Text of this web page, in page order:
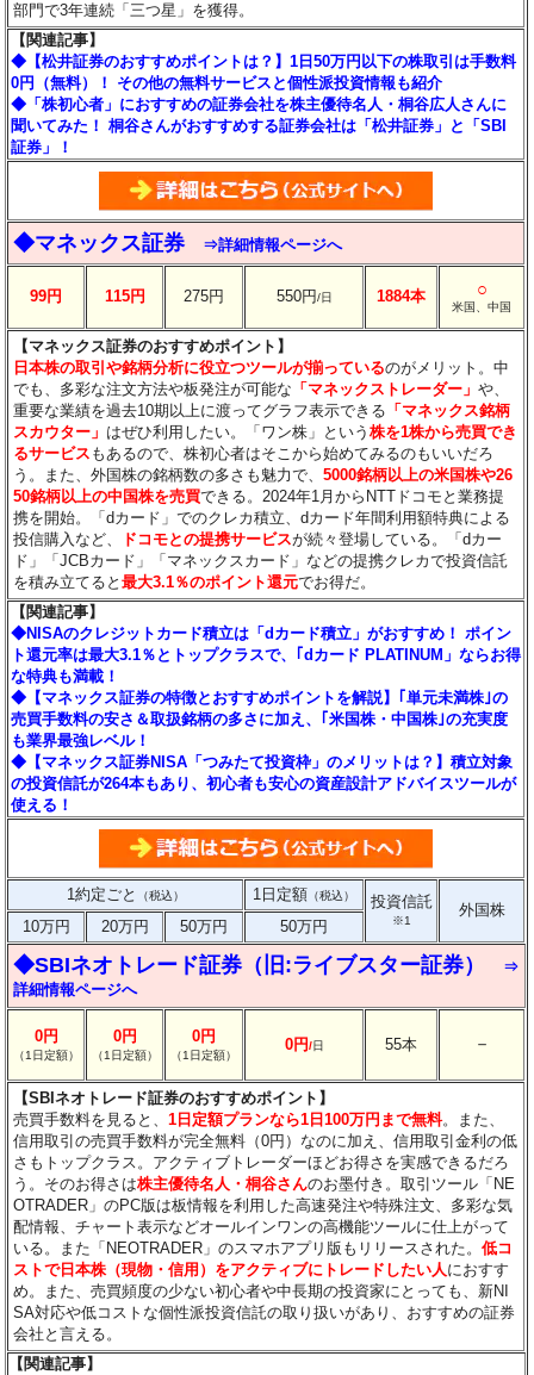
部門で3年連続「三つ星」を獲得。
【関連記事】
◆【松井証券のおすすめポイントは？】1日50万円以下の株取引は手数料
0円（無料）！ その他の無料サービスと個性派投資情報も紹介
◆「株初心者」におすすめの証券会社を株主優待名人・桐谷広人さんに
聞いてみた！ 桐谷さんがおすすめする証券会社は「松井証券」と「SBI
証券」！
◆マネックス証券 ⇒詳細情報ページへ
99円 115円 275円 550円/日 1884本 ○
米国、中国
【マネックス証券のおすすめポイント】
日本株の取引や銘柄分析に役立つツールが揃っているのがメリット。中
でも、多彩な注文方法や板発注が可能な 「マネックストレーダー」や、
重要な業績を過去10期以上に渡ってグラフ表示できる 「マネックス銘柄
スカウター」 はぜひ利用したい。「ワン株」という株を1株から売買でき
るサービス もあるので、株初心者はそこから始めてみるのもいいだろ
う。また、外国株の銘柄数の多さも魅力で、5000銘柄以上の米国株や26
50銘柄以上の中国株を売買できる。2024年1月からNTTドコモと業務提
携を開始。「dカード」でのクレカ積立、dカード年間利用額特典による
投信購入など、
ドコモとの提携サービスが続々登場している。「dカー
ド」「JCBカード」「マネックスカード」などの提携クレカで投資信託
を積み立てると最大3.1％のポイント還元でお得だ。
【関連記事】
◆NISAのクレジットカード積立は「dカード積立」がおすすめ！ ポイン
ト還元率は最大3.1％とトップクラスで、｢dカード PLATINUM」ならお得
な特典も満載！
◆【マネックス証券の特徴とおすすめポイントを解説】｢単元未満株｣の
売買手数料の安さ＆取扱銘柄の多さに加え、｢米国株・中国株｣の充実度
も業界最強レベル！
◆【マネックス証券NISA「つみたて投資枠」のメリットは？】積立対象
の投資信託が264本もあり、初心者も安心の資産設計アドバイスツールが
使える！
1約定ごと （税込） 1日定額 （税込） 投資信託
※1
外国株
10万円
20万円 50万円 50万円
◆SBIネオトレード証券（旧:ライブスター証券）
⇒
詳細情報ページへ
0円
（1日定額）
0円
（1日定額）
0円
（1日定額）
0円/日 55本 －
【SBIネオトレード証券のおすすめポイント】
売買手数料を見ると、1日定額プランなら1日100万円まで無料。また、
信用取引の売買手数料が完全無料（0円）なのに加え、信用取引金利の低
さもトップクラス。アクティブトレーダーほどお得さを実感できるだろ
う。そのお得さは株主優待名人・桐谷さんのお墨付き。取引ツール「NE
OTRADER」のPC版は板情報を利用した高速発注や特殊注文、多彩な気
配情報、チャート表示などオールインワンの高機能ツールに仕上がって
いる。また「NEOTRADER」のスマホアプリ版もリリースされた。低コ
ストで日本株（現物・信用）をアクティブにトレードしたい人におすす
め。また、売買頻度の少ない初心者や中長期の投資家にとっても、新NI
SA対応や低コストな個性派投資信託の取り扱いがあり、おすすめの証券
会社と言える。
【関連記事】